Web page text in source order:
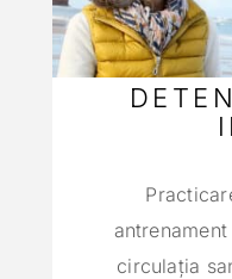
circulaţia